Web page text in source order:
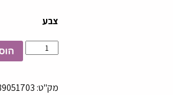
צבע
כמות
של
לדרכון
מק"ט: